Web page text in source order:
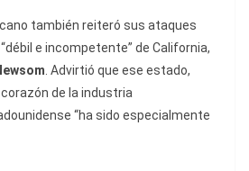
también reiteró sus ataques
e incompetente” de California,
. Advirtió que ese estado,
de la industria
“ha sido especialmente